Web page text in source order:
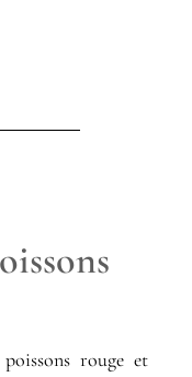
rouge et